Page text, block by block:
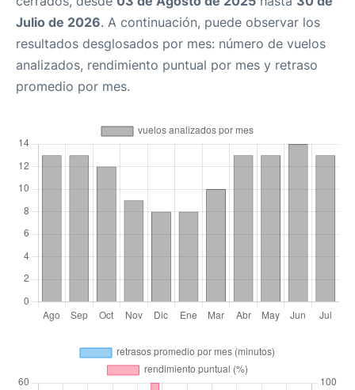
Julio de 2026. A continuación, puede observar los
resultados desglosados por mes: número de vuelos
analizados, rendimiento puntual por mes y retraso
promedio por mes.